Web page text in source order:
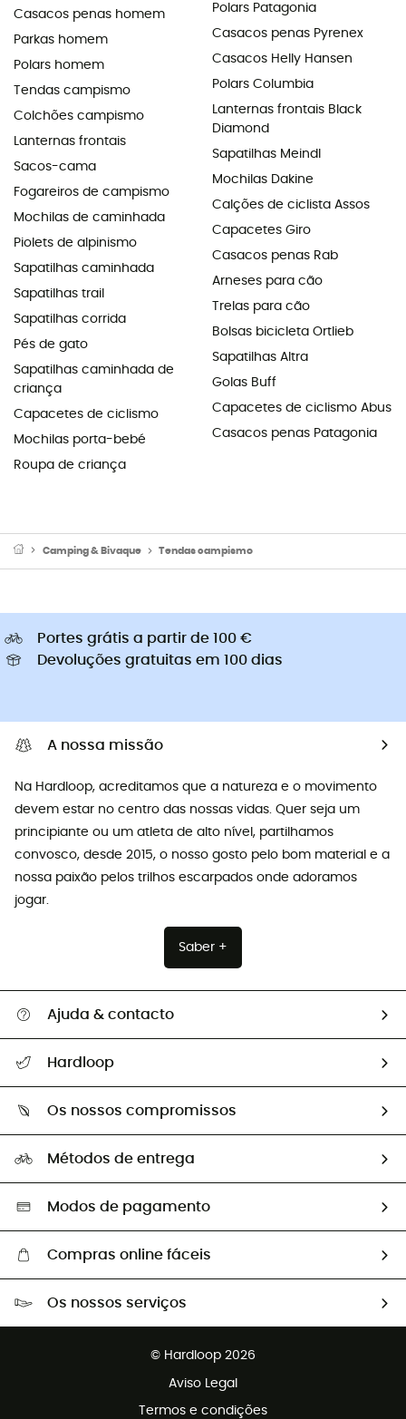
Casacos penas homem
Parkas homem
Polars homem
Tendas campismo
Colchões campismo
Lanternas frontais
Sacos-cama
Fogareiros de campismo
Mochilas de caminhada
Piolets de alpinismo
Sapatilhas caminhada
Sapatilhas trail
Sapatilhas corrida
Pés de gato
Sapatilhas caminhada de
criança
Capacetes de ciclismo
Mochilas porta-bebé
Roupa de criança
Polars Patagonia
Casacos penas Pyrenex
Casacos Helly Hansen
Polars Columbia
Lanternas frontais Black
Diamond
Sapatilhas Meindl
Mochilas Dakine
Calções de ciclista Assos
Capacetes Giro
Casacos penas Rab
Arneses para cão
Trelas para cão
Bolsas bicicleta Ortlieb
Sapatilhas Altra
Golas Buff
Capacetes de ciclismo Abus
Casacos penas Patagonia
Camping & Bivaque Tendas campismo
Portes grátis a partir de 100 €
Devoluções gratuitas em 100 dias
A nossa missão
Na Hardloop, acreditamos que a natureza e o movimento
devem estar no centro das nossas vidas. Quer seja um
principiante ou um atleta de alto nível, partilhamos
convosco, desde 2015, o nosso gosto pelo bom material e a
nossa paixão pelos trilhos escarpados onde adoramos
jogar.
Saber +
Ajuda & contacto
Guia de tamanhos
Trocas & Devoluções
Hardloop
Os nossos embaixadores
Os nossos compromissos
Seleção eco-responsável
Métodos de entrega
Modos de pagamento
Compras online fáceis
Os nossos serviços
© Hardloop 2026
Aviso Legal
Termos e condições